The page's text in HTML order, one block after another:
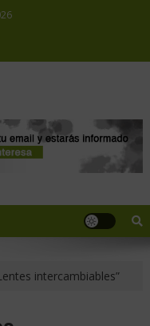
intercambiables”